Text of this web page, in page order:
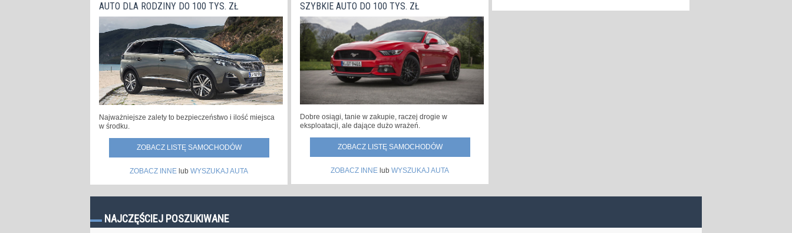
AUTO DLA RODZINY DO 100 TYS. ZŁ
Najważniejsze zalety to bezpieczeństwo i ilość miejsca
w środku.
ZOBACZ LISTĘ SAMOCHODÓW
ZOBACZ INNE lub WYSZUKAJ AUTA
SZYBKIE AUTO DO 100 TYS. ZŁ
Dobre osiągi, tanie w zakupie, raczej drogie w
eksploatacji, ale dające dużo wrażeń.
ZOBACZ LISTĘ SAMOCHODÓW
ZOBACZ INNE lub WYSZUKAJ AUTA
NAJCZĘŚCIEJ POSZUKIWANE